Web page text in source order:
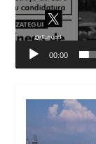
00:00